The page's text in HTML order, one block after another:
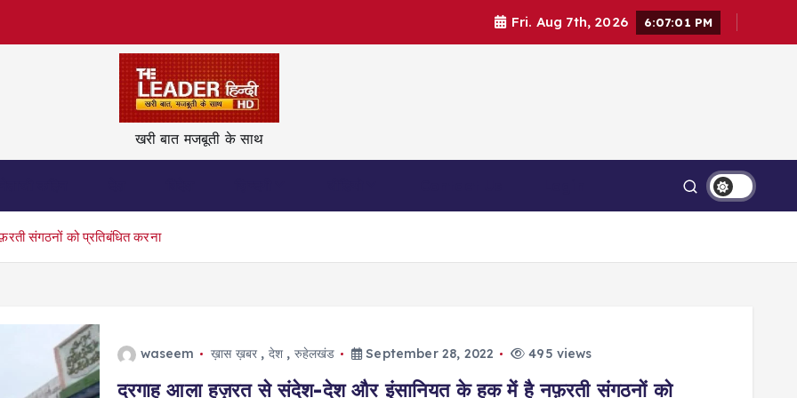
Fri. Aug 7th, 2026 6:07:03 PM
खरी बात मजबूती के साथ
संगठनों को प्रतिबंधित करना
waseem ख़ास ख़बर , देश , रुहेलखंड September 28, 2022 495 views
दरगाह आला हज़रत से संदेश-देश और इंसानियत के हक में है नफ़रती संगठनों को